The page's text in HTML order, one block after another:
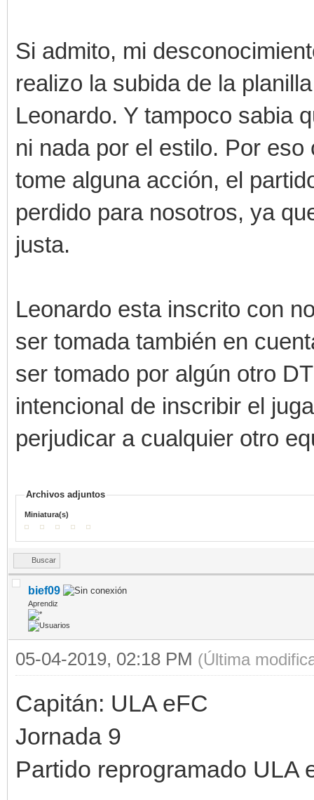
Si admito, mi
realizo la subida de la
Leonardo. Y tampoco sabia
ni nada por el estilo. Por
tome alguna acción, el
perdido para nosotros, ya
justa.
Leonardo esta inscrito con
ser tomada también en
ser tomado por algún otro
intencional de inscribir el
perjudicar a cualquier otro
Archivos adjuntos
Miniatura(s)
Buscar
bief09
Aprendiz
05-04-2019, 02:18 PM (Última
Capitán: ULA eFC
Jornada 9
Partido reprogramado ULA